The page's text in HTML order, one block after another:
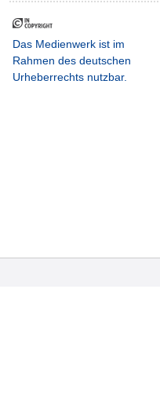
Das Medienwerk ist im
Rahmen des deutschen
Urheberrechts nutzbar.